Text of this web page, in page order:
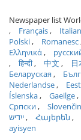
Newspaper list
Français
Polski
Romanesc
Ελληνικά
हिन्दी
中文
Беларуская
Nederlandse
Íslenska
Gaeilge
Српски
ייִדיש
Հայերեն
ayisyen